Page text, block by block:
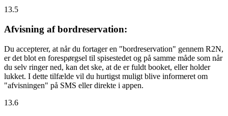
13.5
Afvisning af bordreservation:
Du accepterer, at når du fortager en "bordreservation" gennem R2N,
er det blot en forespørgsel til spisestedet og på samme måde som når
du selv ringer ned, kan det ske, at de er fuldt booket, eller holder
lukket. I dette tilfælde vil du hurtigst muligt blive informeret om
"afvisningen" på SMS eller direkte i appen.
13.6